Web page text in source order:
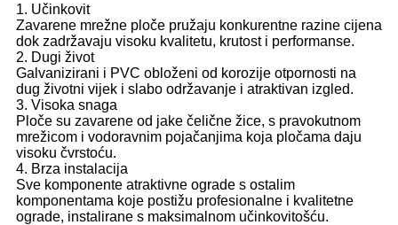
1. Učinkovit
Zavarene mrežne ploče pružaju konkurentne razine cijena
dok zadržavaju visoku kvalitetu, krutost i performanse.
2. Dugi život
Galvanizirani i PVC obloženi od korozije otpornosti na
dug životni vijek i slabo održavanje i atraktivan izgled.
3. Visoka snaga
Ploče su zavarene od jake čelične žice, s pravokutnom
mrežicom i vodoravnim pojačanjima koja pločama daju
visoku čvrstoću.
4. Brza instalacija
Sve komponente atraktivne ograde s ostalim
komponentama koje postižu profesionalne i kvalitetne
ograde, instalirane s maksimalnom učinkovitošću.